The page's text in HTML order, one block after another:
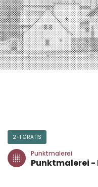
2+1 GRATIS
Punktmalerei
Punktmalerei -